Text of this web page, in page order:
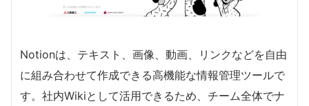
Notionは、テキスト、画像、動画、リンクなどを自由
に組み合わせて作成できる高機能な情報管理ツールで
す。社内Wikiとして活用できるため、チーム全体でナ